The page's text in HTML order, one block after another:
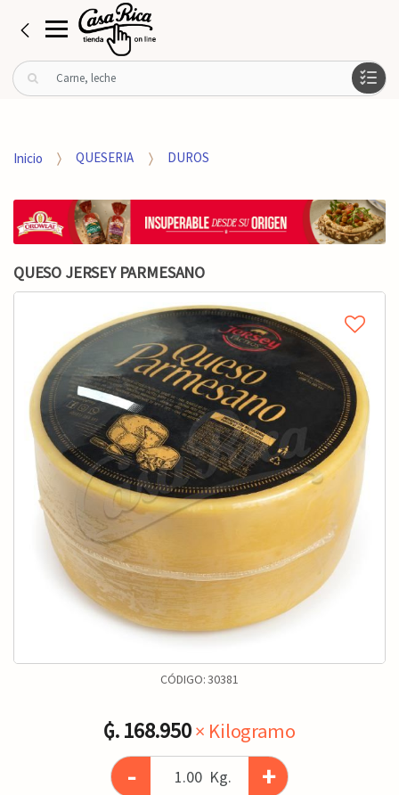
B
u
r
o
Inicio QUESERIA DUROS
QUESO JERSEY PARMESANO
CÓDIGO:30381
₲. 168.950× Kilogramo
- Kg. +